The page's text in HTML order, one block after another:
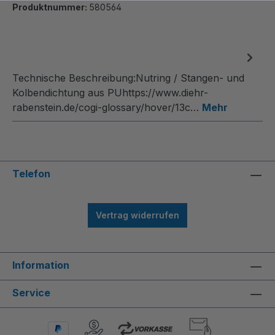
Produktnummer: 580564
Technische Beschreibung:Nutring / Stangen- und
Kolbendichtung aus PUhttps://www.diehr-
rabenstein.de/cogi-glossary/hover/13c… Mehr
Telefon
Vertrag widerrufen
Information
Service